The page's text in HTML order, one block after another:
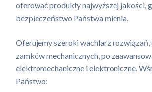
oferować produkty najwyższej jakości,
bezpieczeństwo Państwa mienia.
Oferujemy szeroki wachlarz rozwiązań,
zamków mechanicznych, po
elektromechaniczne i elektroniczne.
Państwo: